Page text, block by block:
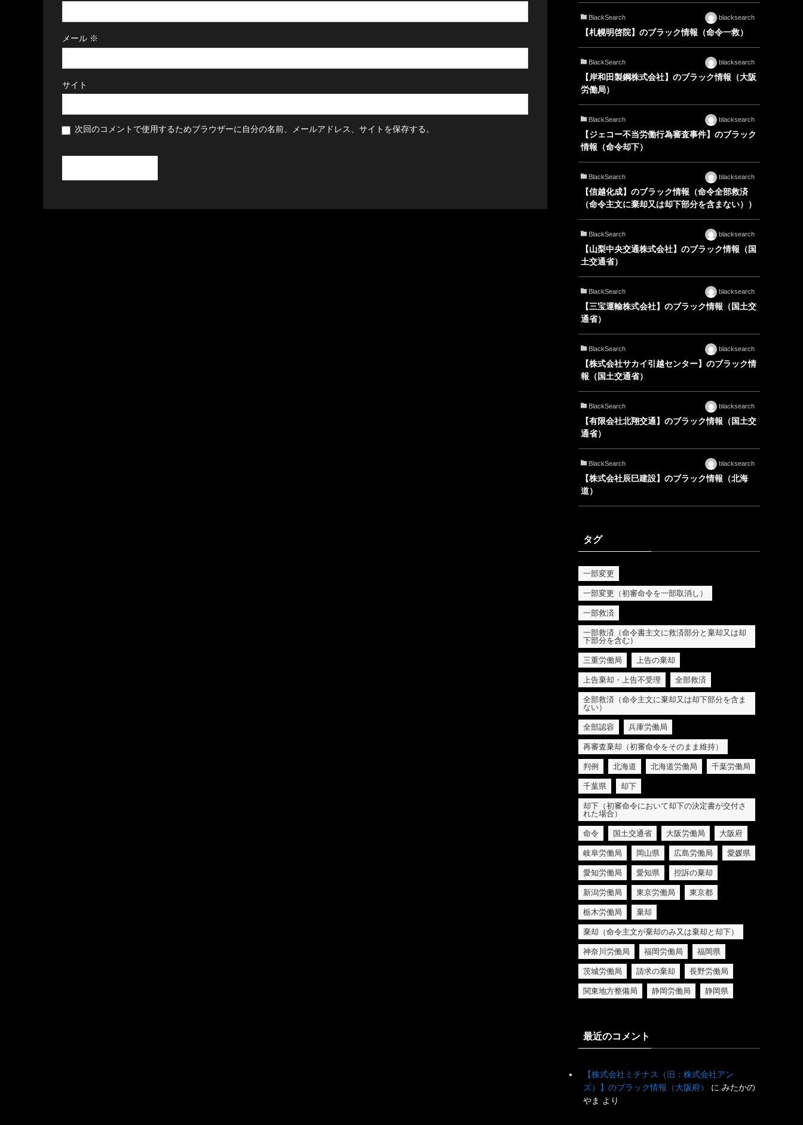
メール ※
サイト
次回のコメントで使用するためブラウザーに自分の名前、メールアドレス、サイトを保存する。
BlackSearch blacksearch
【札幌明啓院】のブラック情報（命令一救）
BlackSearch blacksearch
【岸和田製鋼株式会社】のブラック情報（大阪
労働局）
BlackSearch blacksearch
【ジェコー不当労働行為審査事件】のブラック
情報（命令却下）
BlackSearch blacksearch
【信越化成】のブラック情報（命令全部救済
（命令主文に棄却又は却下部分を含まない））
BlackSearch blacksearch
【山梨中央交通株式会社】のブラック情報（国
土交通省）
BlackSearch blacksearch
【三宝運輸株式会社】のブラック情報（国土交
通省）
BlackSearch blacksearch
【株式会社サカイ引越センター】のブラック情
報（国土交通省）
BlackSearch blacksearch
【有限会社北翔交通】のブラック情報（国土交
通省）
BlackSearch blacksearch
【株式会社辰巳建設】のブラック情報（北海
道）
タグ
一部変更
一部変更（初審命令を一部取消し）
一部救済
一部救済（命令書主文に救済部分と棄却又は却
下部分を含む）
三重労働局 上告の棄却
上告棄却・上告不受理 全部救済
全部救済（命令主文に棄却又は却下部分を含ま
ない）
全部認容 兵庫労働局
再審査棄却（初審命令をそのまま維持）
判例 北海道 北海道労働局 千葉労働局
千葉県 却下
却下（初審命令において却下の決定書が交付さ
れた場合）
命令 国土交通省 大阪労働局 大阪府
岐阜労働局 岡山県 広島労働局 愛媛県
愛知労働局 愛知県 控訴の棄却
新潟労働局 東京労働局 東京都
栃木労働局 棄却
棄却（命令主文が棄却のみ又は棄却と却下）
神奈川労働局 福岡労働局 福岡県
茨城労働局 請求の棄却 長野労働局
関東地方整備局 静岡労働局 静岡県
最近のコメント
【株式会社ミチナス（旧：株式会社アン
ズ）】のブラック情報（大阪府）
に みたかの
やま より